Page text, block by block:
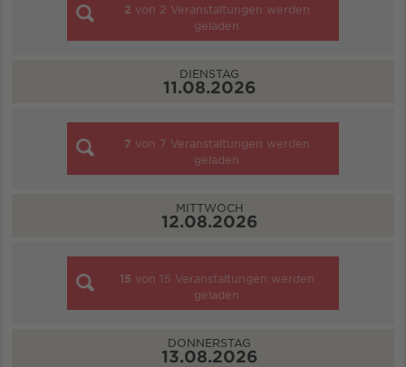
2 von 2 Veranstaltungen werden
geladen
DIENSTAG
11.08.2026
7 von 7 Veranstaltungen werden
geladen
MITTWOCH
12.08.2026
15 von 15 Veranstaltungen werden
geladen
DONNERSTAG
13.08.2026